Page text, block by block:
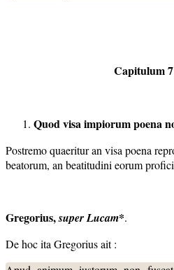
Capitulum
Quod visa impiorum poena
Postremo quaeritur an visa poena
beatorum, an beatitudini eorum
Gregorius,super Lucam*.
De hoc ita Gregorius ait :